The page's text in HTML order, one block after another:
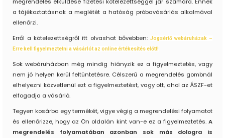
a tájékoztatásnak a meglétét a hatóság próbavásárlás alkalmával
ellenőrzi.
Erről a kötelezettségről itt olvashat bővebben: Jogsértő webáruházak –
Erre kell figyelmeztetni a vásárlót az online értékesítés előtt!
Sok webáruházban még mindig hiányzik ez a figyelmeztetés, vagy
nem jó helyen kerül feltüntetésre. Célszerű a megrendelés gombnál
elhelyezni közvetlenül ezt a figyelmeztetést, vagy ott, ahol az ÁSZF-et
elfogadja a vásárló.
Tegyen kosárba egy termékét, vigye végig a megrendelési folyamatot
és ellenőrizze, hogy az Ön oldalán kint van-e ez a figyelmeztetés. A
megrendelés folyamatában azonban sok más dologra is